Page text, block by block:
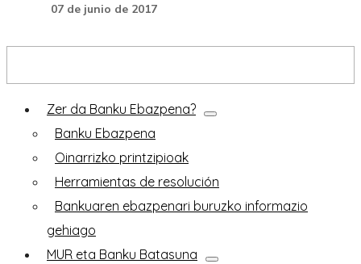
07 de junio de 2017
Zer da Banku Ebazpena?
Banku Ebazpena
Oinarrizko printzipioak
Herramientas de resolución
Bankuaren ebazpenari buruzko informazio
gehiago
MUR eta Banku Batasuna